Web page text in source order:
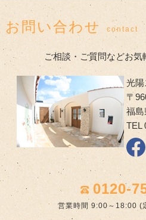
お問い合わせ contact
ご相談・ご質問などお
光陽
〒
福島
TEL
0120-
営業時間 9:00～18:00 (